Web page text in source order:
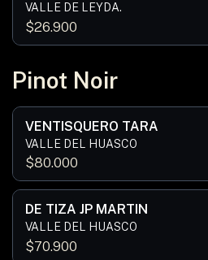
VALLE DE LEYDA.
$26.900
Pinot Noir
VENTISQUERO TARA
VALLE DEL HUASCO
$80.000
DE TIZA JP MARTIN
VALLE DEL HUASCO
$70.900